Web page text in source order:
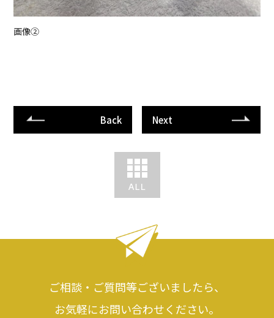
画像②
Back Next
ご相談・ご質問等ございましたら、
お気軽にお問い合わせください。